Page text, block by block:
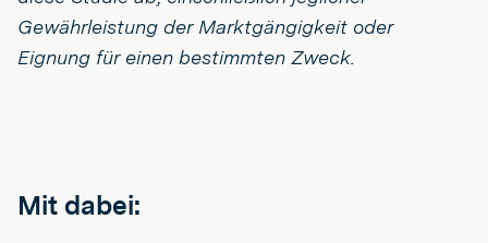
Gewährleistung der Marktgängigkeit oder
Eignung für einen bestimmten Zweck.
Mit dabei: